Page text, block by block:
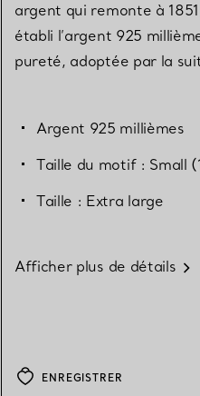
argent qui remonte à
établi l’argent 925
pureté, adoptée par la
Argent 925 millièmes
Taille du motif : Small
Taille : Extra large
Afficher plus de détails
ENREGISTRER